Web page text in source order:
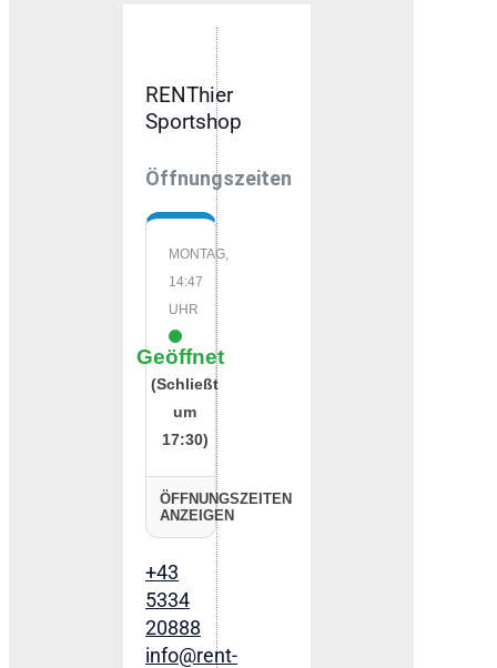
RENThier
Sportshop
Öffnungszeiten
MONTAG,
14:47
UHR
Geöffnet
(Schließt
um
17:30)
ÖFFNUNGSZEITEN
ANZEIGEN
+43
5334
20888
info@rent-